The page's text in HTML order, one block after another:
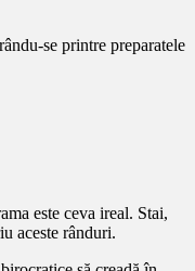
se printre preparatele
este ceva ireal. Stai,
aceste rânduri.